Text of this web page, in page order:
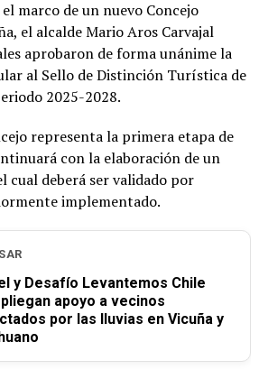
marco de un nuevo Concejo
el alcalde Mario Aros Carvajal
aprobaron de forma unánime la
al Sello de Distinción Turística de
2025-2028.
representa la primera etapa de
con la elaboración de un
cual deberá ser validado por
implementado.
y Desafío Levantemos Chile
apoyo a vecinos
por las lluvias en Vicuña y